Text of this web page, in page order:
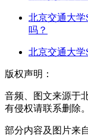
北京交通大学
吗？
北京交通大学
版权声明：
音频、图文来源于
有侵权请联系删除
部分内容及图片来